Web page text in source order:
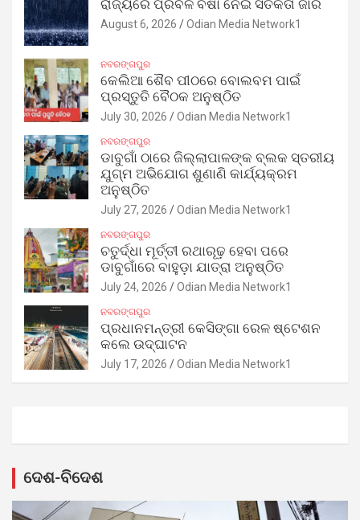
ରାଜ୍ୟରେ ପ୍ରବଳ ବର୍ଷା ନେଇ ସତର୍କତା ଜାରି
August 6, 2026 Odian Media Network1
ନବରଙ୍ଗପୁର
କେଲିଆ ଶୈବ ପୀଠରେ ବୋଲବମ ପାଇଁ
ପ୍ରସ୍ତୁତି ବୈଠକ ଅନୁଷ୍ଠିତ
July 30, 2026 Odian Media Network1
ନବରଙ୍ଗପୁର
ଡାବୁଗାଁ ଠାରେ ଜିଲ୍ଲାପାଳଙ୍କ ବ୍ଲକ ସ୍ତରୀୟ
ଯୁଗ୍ମ ଅଭିଯୋଗ ଶୁଣାଣି କାର୍ଯ୍ୟକ୍ରମ
ଅନୁଷ୍ଠିତ
July 27, 2026 Odian Media Network1
ନବରଙ୍ଗପୁର
ଚତୁର୍ଦ୍ଧା ମୂର୍ତ୍ତୀ ରଥାରୂଢ଼ ହେବା ପରେ
ଡାବୁଗାଁରେ ବାହୁଡ଼ା ଯାତ୍ରା ଅନୁଷ୍ଠିତ
July 24, 2026 Odian Media Network1
ନବରଙ୍ଗପୁର
ପ୍ରଧାନମନ୍ତ୍ରୀ କେସିଙ୍ଗା ରେଳ ଷ୍ଟେଶନ
କଲେ ଉଦ୍‌ଘାଟନ
July 17, 2026 Odian Media Network1
ଦେଶ-ବିଦେଶ